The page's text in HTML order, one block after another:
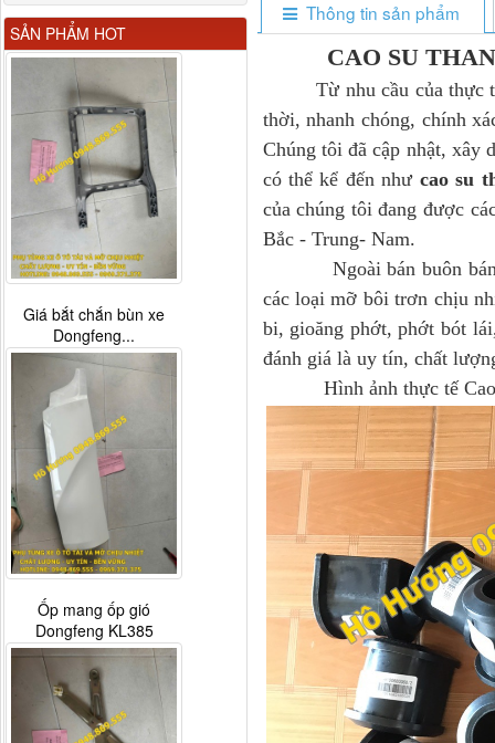
Thông tin sản phẩm
CAO SU
Từ nhu cầu của thực
thời, nhanh chóng, chính
Chúng tôi đã cập nhật, xây
có thể kể đến như cao su
của chúng tôi đang được
Bắc - Trung- Nam.
Ngoài bán buôn bán lẻ
các loại mỡ bôi trơn chịu
bi, gioăng phớt, phớt bót
đánh giá là uy tín, chất
Hình ảnh thực tế Cao
SẢN PHẨM HOT
Gương chiếu hậu FAW
JH6 có sấy...
Giá bắt chắn bùn xe
Dongfeng...
Ốp mang ốp gió
Dongfeng KL385